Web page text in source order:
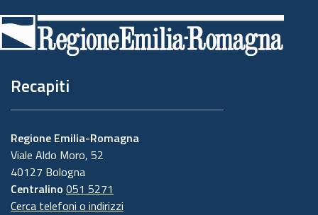
di
pagina
Recapiti
Regione Emilia-Romagna
Viale Aldo Moro, 52
40127 Bologna
Centralino 051 5271
Cerca telefoni o indirizzi